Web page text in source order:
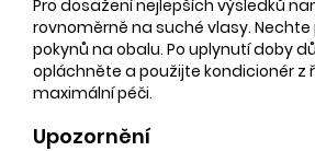
Pro dosažení nejlepších výsledků
rovnoměrně na suché vlasy.
pokynů na obalu. Po uplynutí doby
opláchněte a použijte kondicionér z
maximální péči.
Upozornění